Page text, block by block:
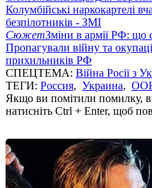
Колумбійські наркокартелі
безпілотників - ЗМІ
СюжетЗміни в армії РФ: що
Пропагували війну та
прихильників РФ
СПЕЦТЕМА: Війна Росії з
ТЕГИ: Россия, Украина,
Якщо ви помітили помилку,
натисніть Ctrl + Enter, щоб